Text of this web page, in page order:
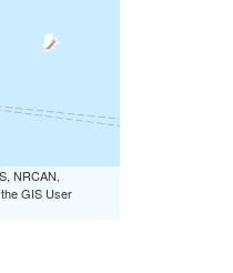
NRCAN,
GIS User